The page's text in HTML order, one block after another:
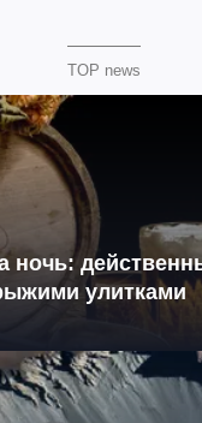
TOP news
ночь:
улитками